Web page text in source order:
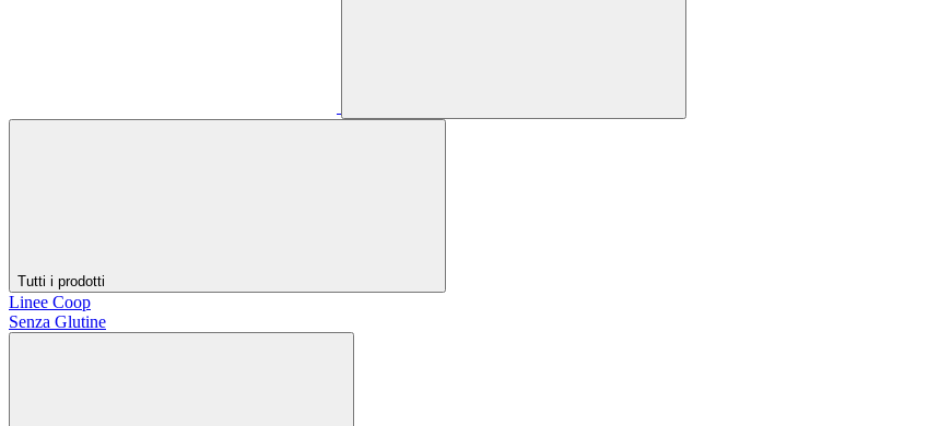
Tutti i prodotti
Linee Coop
Senza Glutine